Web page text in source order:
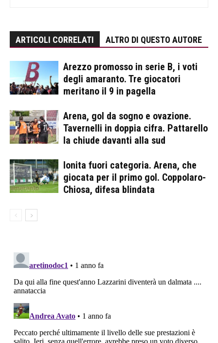
ARTICOLI CORRELATI ALTRO DI QUESTO AUTORE
Arezzo promosso in serie B, i voti
degli amaranto. Tre giocatori
meritano il 9 in pagella
Arena, gol da sogno e ovazione.
Tavernelli in doppia cifra. Pattarello
la chiude davanti alla sud
Ionita fuori categoria. Arena, che
giocata per il primo gol. Coppolaro-
Chiosa, difesa blindata